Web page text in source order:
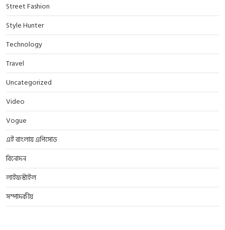
Street Fashion
Style Hunter
Technology
Travel
Uncategorized
Video
Vogue
এই বাংলায় এপিসোড
বিনোদন
লাইফস্টাইল
সম্পাদকীয়